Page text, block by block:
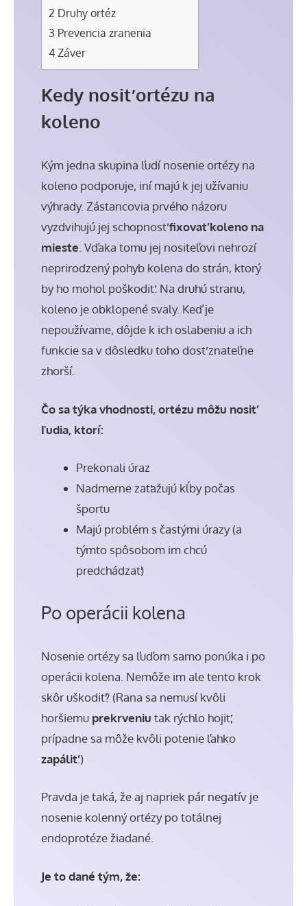
2 Druhy ortéz
3 Prevencia zranenia
4 Záver
Kedy nosiť ortézu na
koleno
Kým jedna skupina ľudí nosenie ortézy na
koleno podporuje, iní majú k jej užívaniu
výhrady. Zástancovia prvého názoru
vyzdvihujú jej schopnosťfixovať koleno na
mieste . Vďaka tomu jej nositeľovi nehrozí
neprirodzený pohyb kolena do strán, ktorý
by ho mohol poškodiť. Na druhú stranu,
koleno je obklopené svaly. Keď je
nepoužívame, dôjde k ich oslabeniu a ich
funkcie sa v dôsledku toho dosť znateľne
zhorší.
Čo sa týka vhodnosti, ortézu môžu nosiť
ľudia, ktorí:
Prekonali úraz
Nadmerne zaťažujú kĺby počas
športu
Majú problém s častými úrazy (a
týmto spôsobom im chcú
predchádzať)
Po operácii kolena
Nosenie ortézy sa ľuďom samo ponúka i po
operácii kolena. Nemôže im ale tento krok
skôr uškodiť? (Rana sa nemusí kvôli
horšiemu prekrveniu tak rýchlo hojiť,
prípadne sa môže kvôli potenie ľahko
zapáliť.)
Pravda je taká, že aj napriek pár negatív je
nosenie kolenný ortézy po totálnej
endoprotéze žiadané.
Je to dané tým, že: